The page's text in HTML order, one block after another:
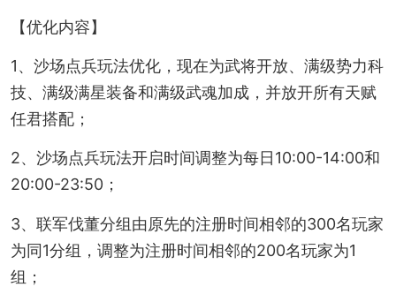
【优化内容】
1、沙场点兵玩法优化，现在为武将开放、满级势力科
技、满级满星装备和满级武魂加成，并放开所有天赋
任君搭配；
2、沙场点兵玩法开启时间调整为每日10:00-14:00和
20:00-23:50；
3、联军伐董分组由原先的注册时间相邻的300名玩家
为同1分组，调整为注册时间相邻的200名玩家为1
组；